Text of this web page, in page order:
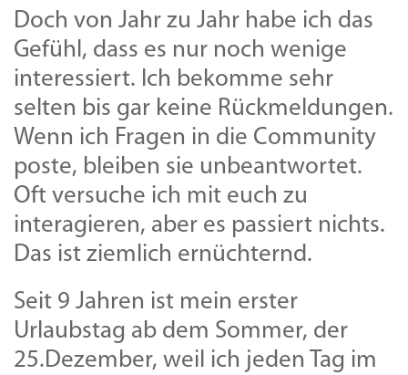
Doch von Jahr zu Jahr habe ich das
Gefühl, dass es nur noch wenige
interessiert. Ich bekomme sehr
selten bis gar keine Rückmeldungen.
Wenn ich Fragen in die Community
poste, bleiben sie unbeantwortet.
Oft versuche ich mit euch zu
interagieren, aber es passiert nichts.
Das ist ziemlich ernüchternd.
Seit 9 Jahren ist mein erster
Urlaubstag ab dem Sommer, der
25.Dezember, weil ich jeden Tag im